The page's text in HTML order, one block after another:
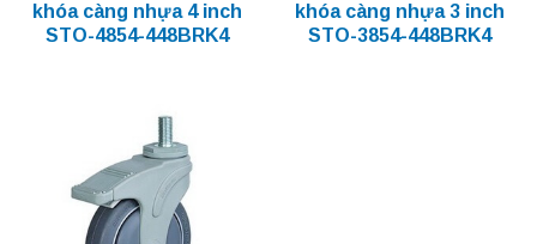
khóa càng nhựa 4 inch
STO-4854-448BRK4
khóa càng nhựa 3 inch
STO-3854-448BRK4